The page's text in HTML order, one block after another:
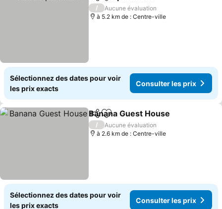
/
Aucune évaluation
à 5.2 km de : Centre-ville
Sélectionnez des dates pour voir
les prix exacts
Consulter les prix
PartagerAjouter à mes favoris
Banana Guest House
/
Aucune évaluation
à 2.6 km de : Centre-ville
Sélectionnez des dates pour voir
les prix exacts
Consulter les prix